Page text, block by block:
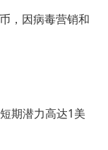
，因病毒营销和
期潜力高达1美